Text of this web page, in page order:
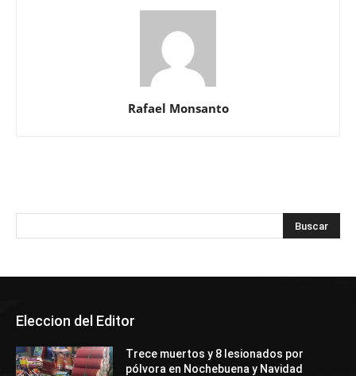
Rafael Monsanto
Eleccion del Editor
Trece muertos y 8 lesionados por
pólvora en Nochebuena y Navidad